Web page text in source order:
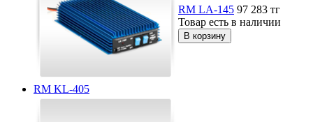
RM LA-145 97 283 тг
Товар есть в наличии
RM KL-405